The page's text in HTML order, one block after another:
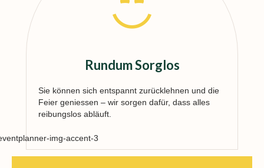
Rundum Sorglos
Sie können sich entspannt zurücklehnen und die
Feier geniessen – wir sorgen dafür, dass alles
reibungslos abläuft.